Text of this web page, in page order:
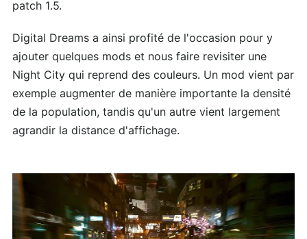
patch 1.5.
Digital Dreams a ainsi profité de l'occasion pour y
ajouter quelques mods et nous faire revisiter une
Night City qui reprend des couleurs. Un mod vient par
exemple augmenter de manière importante la densité
de la population, tandis qu'un autre vient largement
agrandir la distance d'affichage.